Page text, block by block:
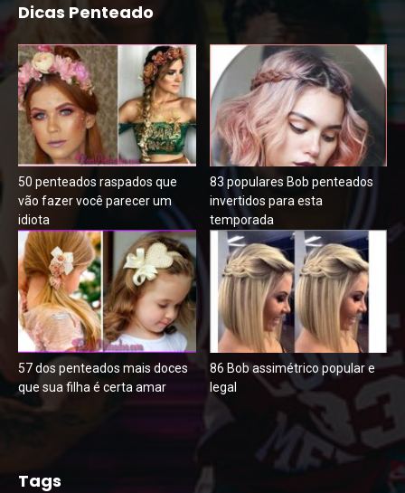
Dicas Penteado
50 penteados raspados que
vão fazer você parecer um
idiota
83 populares Bob penteados
invertidos para esta
temporada
57 dos penteados mais doces
que sua filha é certa amar
86 Bob assimétrico popular e
legal
Tags